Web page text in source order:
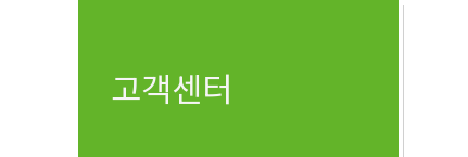
고객센터